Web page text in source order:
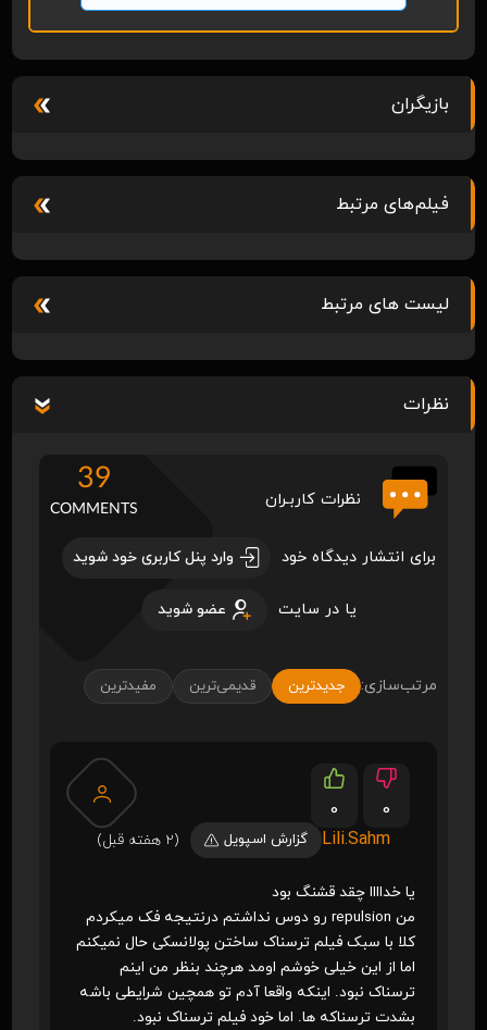
بازیگران
فیلم‌های مرتبط
لیست های مرتبط
نظرات
نظرات کاربـران
39
COMMENTS
برای انتشار دیدگاه خود وارد پنل کاربری خود شوید
یا در سایت عضو شوید
مرتب‌سازی: جدیدترین قدیمی‌ترین مفیدترین
0
0
Lili.Sahm
گزارش اسپویل (2 هفته قبل)
یا خداااا چقد قشنگ بود
من repulsion رو دوس نداشتم درنتیجه فک میکردم
کلا با سبک فیلم ترسناک ساختن پولانسکی حال نمیکنم
اما از این خیلی خوشم اومد هرچند بنظر من اینم
ترسناک نبود. اینکه واقعا آدم تو همچین شرایطی باشه
بشدت ترسناکه ها. اما خود فیلم ترسناک نبود.